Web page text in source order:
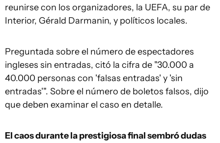
reunirse con los organizadores, la UEFA, su par de
Interior, Gérald Darmanin, y políticos locales.
Preguntada sobre el número de espectadores
ingleses sin entradas, citó la cifra de "30.000 a
40.000 personas con 'falsas entradas' y 'sin
entradas'". Sobre el número de boletos falsos, dijo
que deben examinar el caso en detalle.
El caos durante la prestigiosa final sembró dudas